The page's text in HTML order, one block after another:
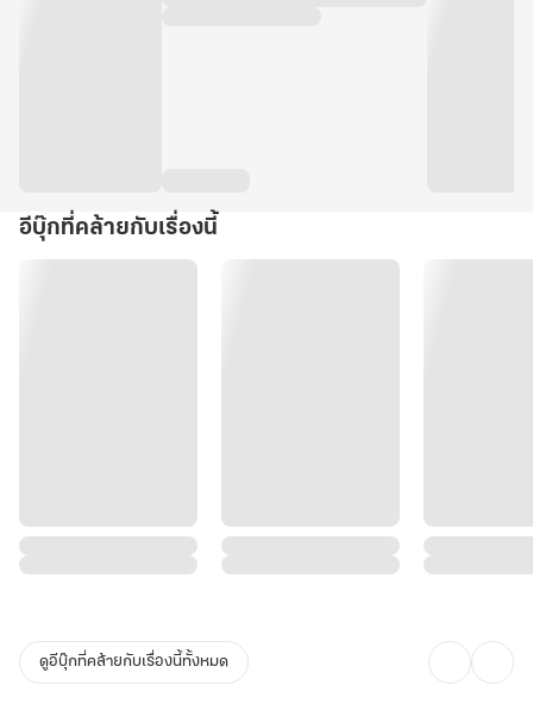
อีบุ๊กที่คล้ายกับเรื่องนี้
ดูอีบุ๊กที่คล้ายกับเรื่องนี้ทั้งหมด